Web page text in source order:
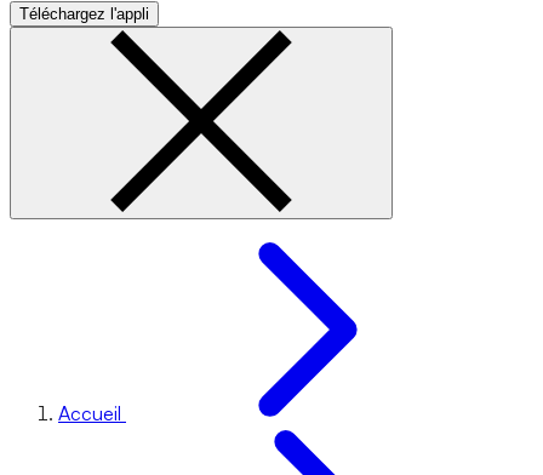
Téléchargez l'appli
Accueil